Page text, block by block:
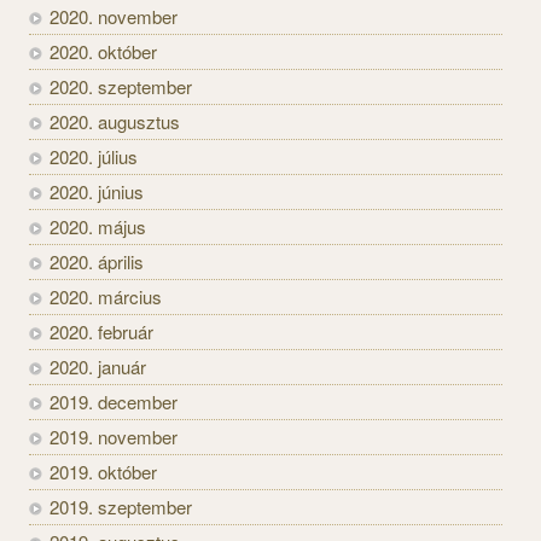
2020. november
2020. október
2020. szeptember
2020. augusztus
2020. július
2020. június
2020. május
2020. április
2020. március
2020. február
2020. január
2019. december
2019. november
2019. október
2019. szeptember